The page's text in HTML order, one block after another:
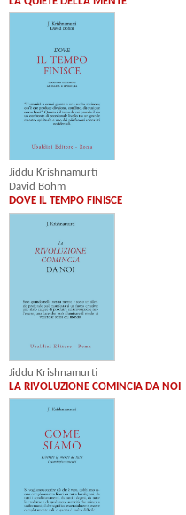
Jiddu Krishnamurti
David Bohm
DOVE IL TEMPO FINISCE
Jiddu Krishnamurti
LA RIVOLUZIONE COMINCIA DA NOI